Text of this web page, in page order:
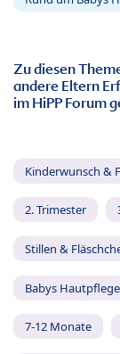
Zu diesen
andere Eltern
im HiPP Forum
Kinderwunsch &
2. Trimester
Stillen &
Babys Hautpflege
7-12 Monate